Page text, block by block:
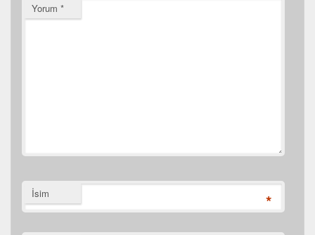
Yorum *
İsim *